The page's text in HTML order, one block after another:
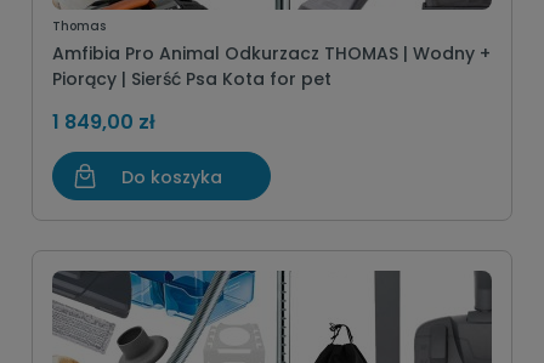
Thomas
Amfibia Pro Animal Odkurzacz THOMAS | Wodny +
Piorący | Sierść Psa Kota for pet
1 849,00 zł
Do koszyka